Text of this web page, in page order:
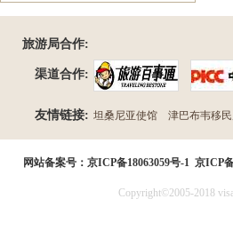
旅游局合作:
渠道合作:
友情链接: 坦桑尼亚使馆 津巴布韦移
网站备案号： 京ICP备18063059号-1 京ICP
Copyright©2005-2018